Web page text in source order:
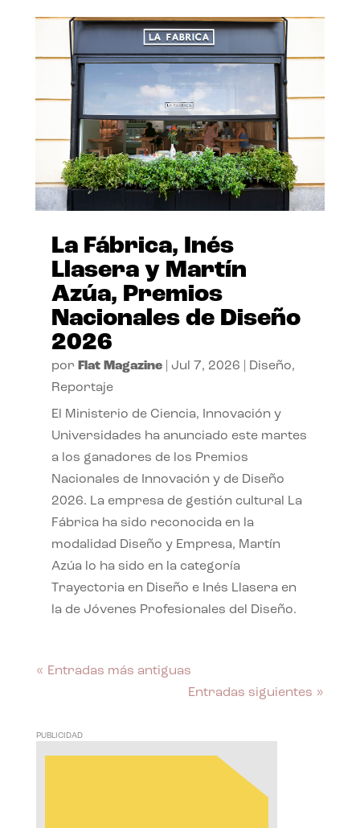
La Fábrica, Inés
Llasera y Martín
Azúa, Premios
Nacionales de Diseño
2026
por Flat Magazine| Jul 7, 2026 Diseño,
Reportaje
El Ministerio de Ciencia, Innovación y
Universidades ha anunciado este martes
a los ganadores de los Premios
Nacionales de Innovación y de Diseño
2026. La empresa de gestión cultural La
Fábrica ha sido reconocida en la
modalidad Diseño y Empresa, Martín
Azúa lo ha sido en la categoría
Trayectoria en Diseño e Inés Llasera en
la de Jóvenes Profesionales del Diseño.
« Entradas más antiguas
Entradas siguientes »
PUBLICIDAD